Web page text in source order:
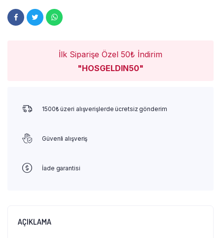
İlk Siparişe Özel 50₺ İndirim
"HOSGELDIN50"
1500₺ üzeri alışverişlerde ücretsiz gönderim
Güvenli alışveriş
İade garantisi
AÇIKLAMA